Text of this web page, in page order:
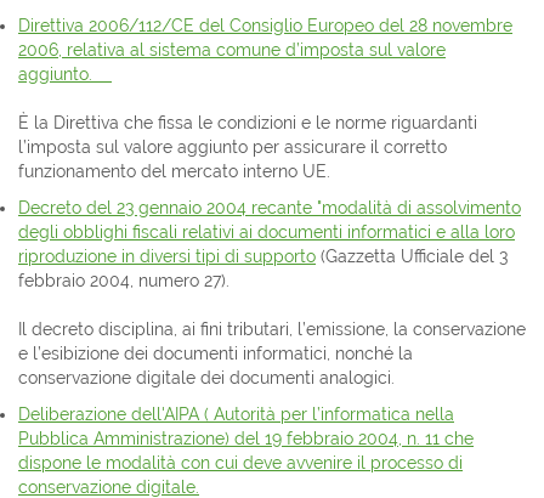
Direttiva 2006/112/CE del Consiglio Europeo del 28 novembre
2006, relativa al sistema comune d’imposta sul valore
aggiunto.
È la Direttiva che fissa le condizioni e le norme riguardanti
l’imposta sul valore aggiunto per assicurare il corretto
funzionamento del mercato interno UE.
Decreto del 23 gennaio 2004 recante "modalità di assolvimento
degli obblighi fiscali relativi ai documenti informatici e alla loro
riproduzione in diversi tipi di supporto (Gazzetta Ufficiale del 3
febbraio 2004, numero 27).
Il decreto disciplina, ai fini tributari, l’emissione, la conservazione
e l’esibizione dei documenti informatici, nonché la
conservazione digitale dei documenti analogici.
Deliberazione dell'AIPA ( Autorità per l’informatica nella
Pubblica Amministrazione) del 19 febbraio 2004, n. 11 che
dispone le modalità con cui deve avvenire il processo di
conservazione digitale.